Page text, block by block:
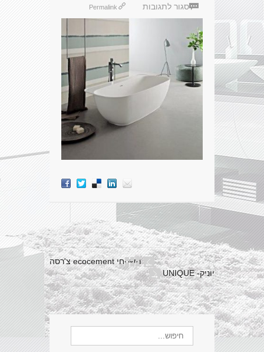
סגור לתגובות Permalink
← משטחי ecocement צ'רסה
יוניק- UNIQUE
→